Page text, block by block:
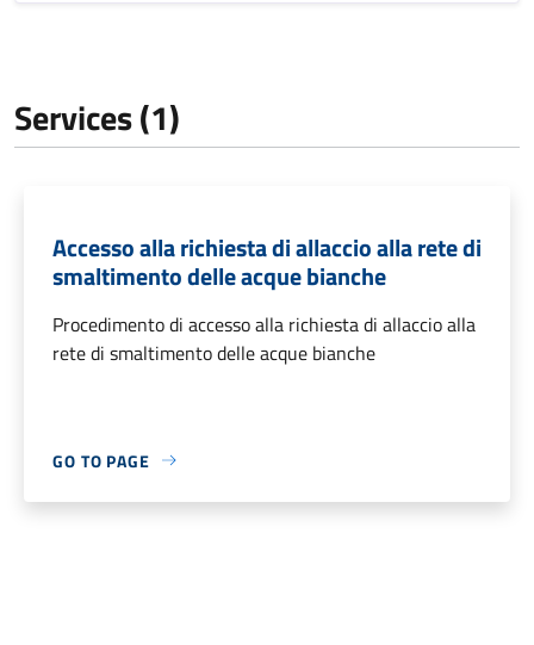
Services (1)
Accesso alla richiesta di allaccio alla rete di
smaltimento delle acque bianche
Procedimento di accesso alla richiesta di allaccio alla
rete di smaltimento delle acque bianche
GO TO PAGE